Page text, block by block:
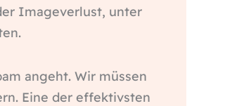
Imageverlust, unter
angeht. Wir müssen
Eine der effektivsten